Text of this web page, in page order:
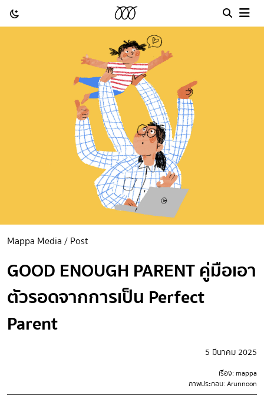
Mappa Media / Post
GOOD ENOUGH PARENT คู่มือเอา
ตัวรอดจากการเป็น Perfect
Parent
5 มีนาคม 2025
เรื่อง: mappa
ภาพประกอบ: Arunnoon